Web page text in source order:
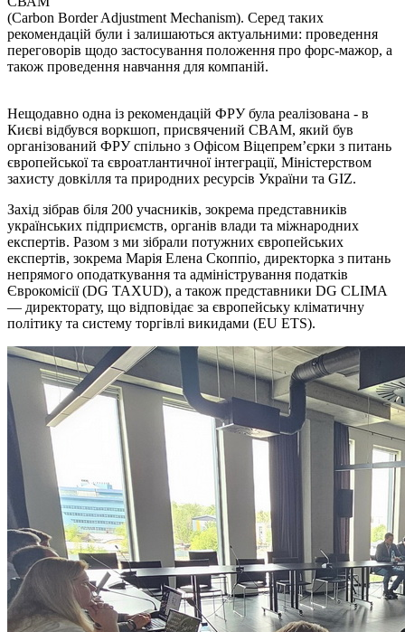
(Carbon Border Adjustment Mechanism). Серед таких
рекомендацій були і залишаються актуальними: проведення
переговорів щодо застосування положення про форс-мажор, а
також проведення навчання для компаній.
Нещодавно одна із рекомендацій ФРУ була реалізована - в
Києві відбувся воркшоп, присвячений CBAM, який був
організований ФРУ спільно з Офісом Віцепрем’єрки з питань
європейської та євроатлантичної інтеграції, Міністерством
захисту довкілля та природних ресурсів України та GIZ.
Захід зібрав біля 200 учасників, зокрема представників
українських підприємств, органів влади та міжнародних
експертів. Разом з ми зібрали потужних європейських
експертів, зокрема Марія Елена Скоппіо, директорка з питань
непрямого оподаткування та адміністрування податків
Єврокомісії (DG TAXUD), а також представники DG CLIMA
— директорату, що відповідає за європейську кліматичну
політику та систему торгівлі викидами (EU ETS).